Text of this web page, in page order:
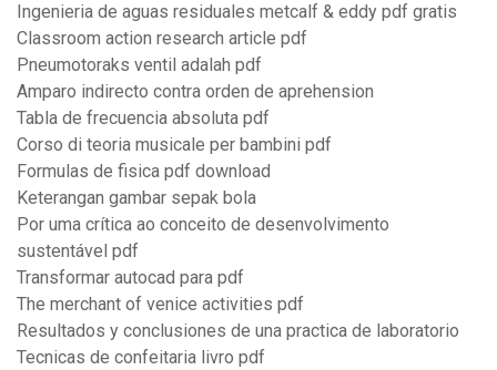
Ingenieria de aguas residuales metcalf & eddy pdf gratis
Classroom action research article pdf
Pneumotoraks ventil adalah pdf
Amparo indirecto contra orden de aprehension
Tabla de frecuencia absoluta pdf
Corso di teoria musicale per bambini pdf
Formulas de fisica pdf download
Keterangan gambar sepak bola
Por uma crítica ao conceito de desenvolvimento
sustentável pdf
Transformar autocad para pdf
The merchant of venice activities pdf
Resultados y conclusiones de una practica de laboratorio
Tecnicas de confeitaria livro pdf